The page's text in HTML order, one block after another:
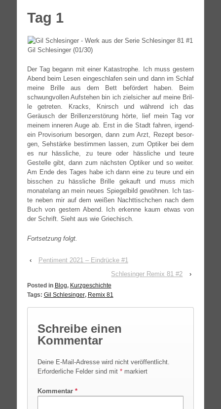
Tag 1
Gil Schle­sin­ger (01/30)
Der Tag begann mit einer Kata­stro­phe. Ich muss ges­tern
Abend beim Lesen ein­ge­schla­fen sein und dann im Schlaf
mei­ne Bril­le aus dem Bett beför­dert haben. Beim
schwung­vol­len Auf­ste­hen bin ich ziel­si­cher auf mei­ne Bril­
le getre­ten. Kracks, Knirsch und wäh­rend ich das
Geräusch der Bril­len­zer­stö­rung hör­te, lief mein Tag vor
mei­nem inne­ren Auge ab. Erst in die Stadt fah­ren, irgend­
ein Pro­vi­so­ri­um besor­gen, dann zum Arzt, Rezept besor­
gen, Seh­stär­ke bestim­men las­sen, zum Opti­ker bei dem
es nur häss­li­che, zu teu­re oder häss­li­che und teu­re
Gestel­le gibt, dann zum nächs­ten Opti­ker und so wei­ter.
Am Ende des Tages habe ich dann eine zu teu­re und ein
biss­chen zu häss­li­che Bril­le gekauft und muss mich
mona­te­lang an mein neu­es Spie­gel­bild gewöh­nen. Ich tas­
te neben mir auf dem wei­ßen Nacht­tisch­chen nach dem
Buch von ges­tern Abend. Ich erken­ne kaum etwas von
der Schrift. Sieht aus wie Griechisch.
Fort­set­zung folgt.
‹
Pentiment 2021 – Eindrücke #1
Schlesinger Remix 81 #2
›
Posted in Blog, Kurzgeschichte
Tags: Gil Schlesinger, Remix 81
Schreibe einen
Kommentar
Deine E-Mail-Adresse wird nicht veröffentlicht.
Erforderliche Felder sind mit *markiert
Kommentar *